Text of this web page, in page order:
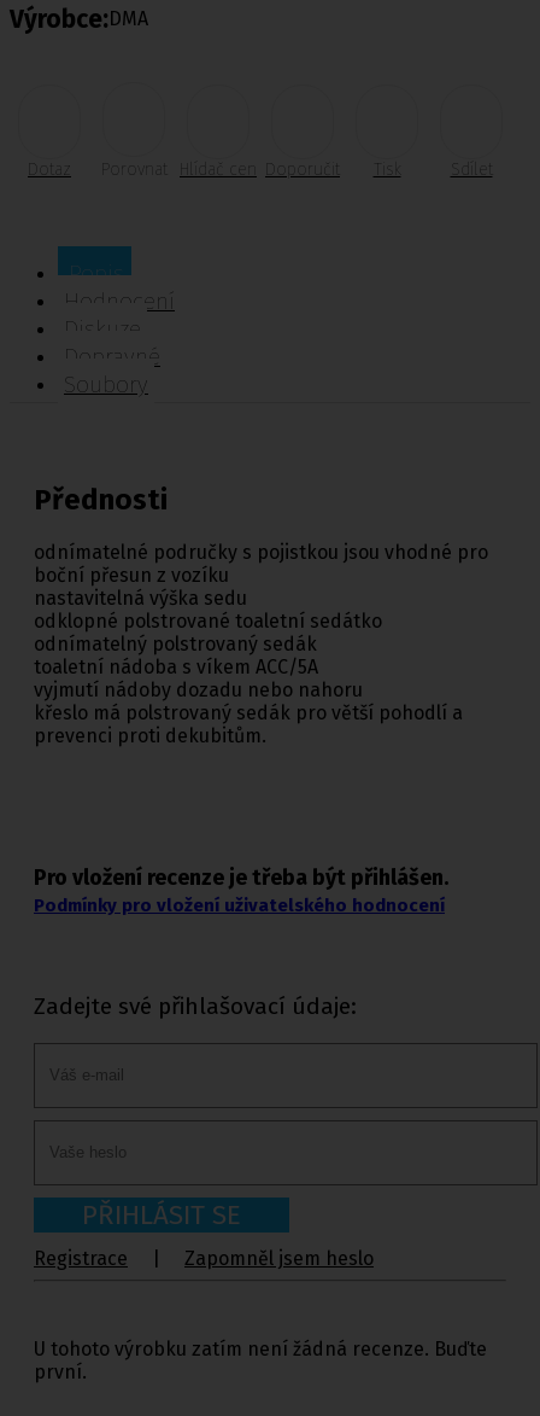
Výrobce:DMA
Dotaz Porovnat Doporučit Tisk Sdílet
Popis
Hodnocení
Diskuze
Dopravné
Soubory
Přednosti
odnímatelné područky s pojistkou jsou vhodné pro
boční přesun z vozíku
nastavitelná výška sedu
odklopné polstrované toaletní sedátko
odnímatelný polstrovaný sedák
toaletní nádoba s víkem ACC/5A
vyjmutí nádoby dozadu nebo nahoru
křeslo má polstrovaný sedák pro větší pohodlí a
prevenci proti dekubitům.
Pro vložení recenze je třeba být přihlášen.
Podmínky pro vložení uživatelského hodnocení
Zadejte své přihlašovací údaje:
PŘIHLÁSIT SE
Registrace Zapomněl jsem heslo
U tohoto výrobku zatím není žádná recenze. Buďte
první.